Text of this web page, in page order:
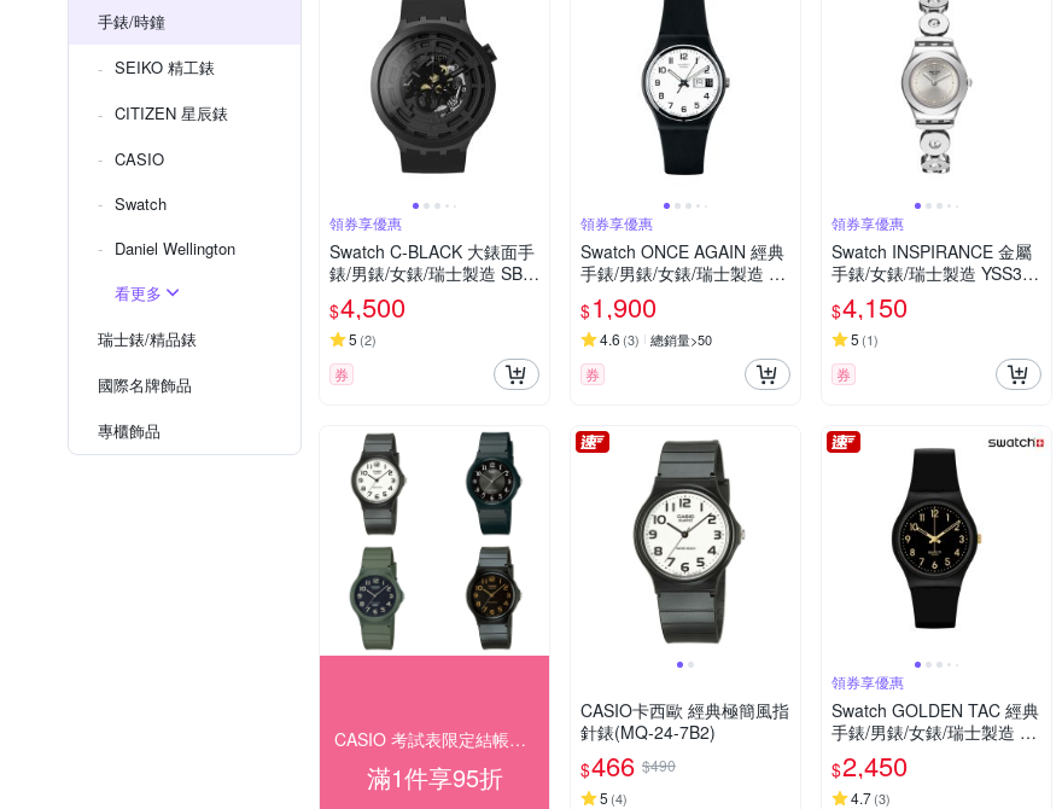
手錶/時鐘
SEIKO 精工錶
CITIZEN 星辰錶
CASIO
Swatch
Daniel Wellington
看更多
瑞士錶/精品錶
國際名牌飾品
專櫃飾品
領券享優惠
Swatch C-BLACK 大錶面手
錶/男錶/女錶/瑞士製造 SB0
3B100 (47mm)
$4,500
5 (2)
券
領券享優惠
Swatch ONCE AGAIN 經典
手錶/男錶/女錶/瑞士製造 G
B743-S26 (34mm)
$1,900
4.6 (3) 總銷量>50
券
領券享優惠
Swatch INSPIRANCE 金屬
手錶/女錶/瑞士製造 YSS317
G (25mm)
$4,150
5 (1)
券
CASIO 考試表限定結帳95折(快速出貨)
滿1件享95折
CASIO卡西歐 經典極簡風指
針錶(MQ-24-7B2)
$466 $490
5 (4)
領券享優惠
Swatch GOLDEN TAC 經典
手錶/男錶/女錶/瑞士製造 S
O28B113 (34mm)
$2,450
4.7(3)